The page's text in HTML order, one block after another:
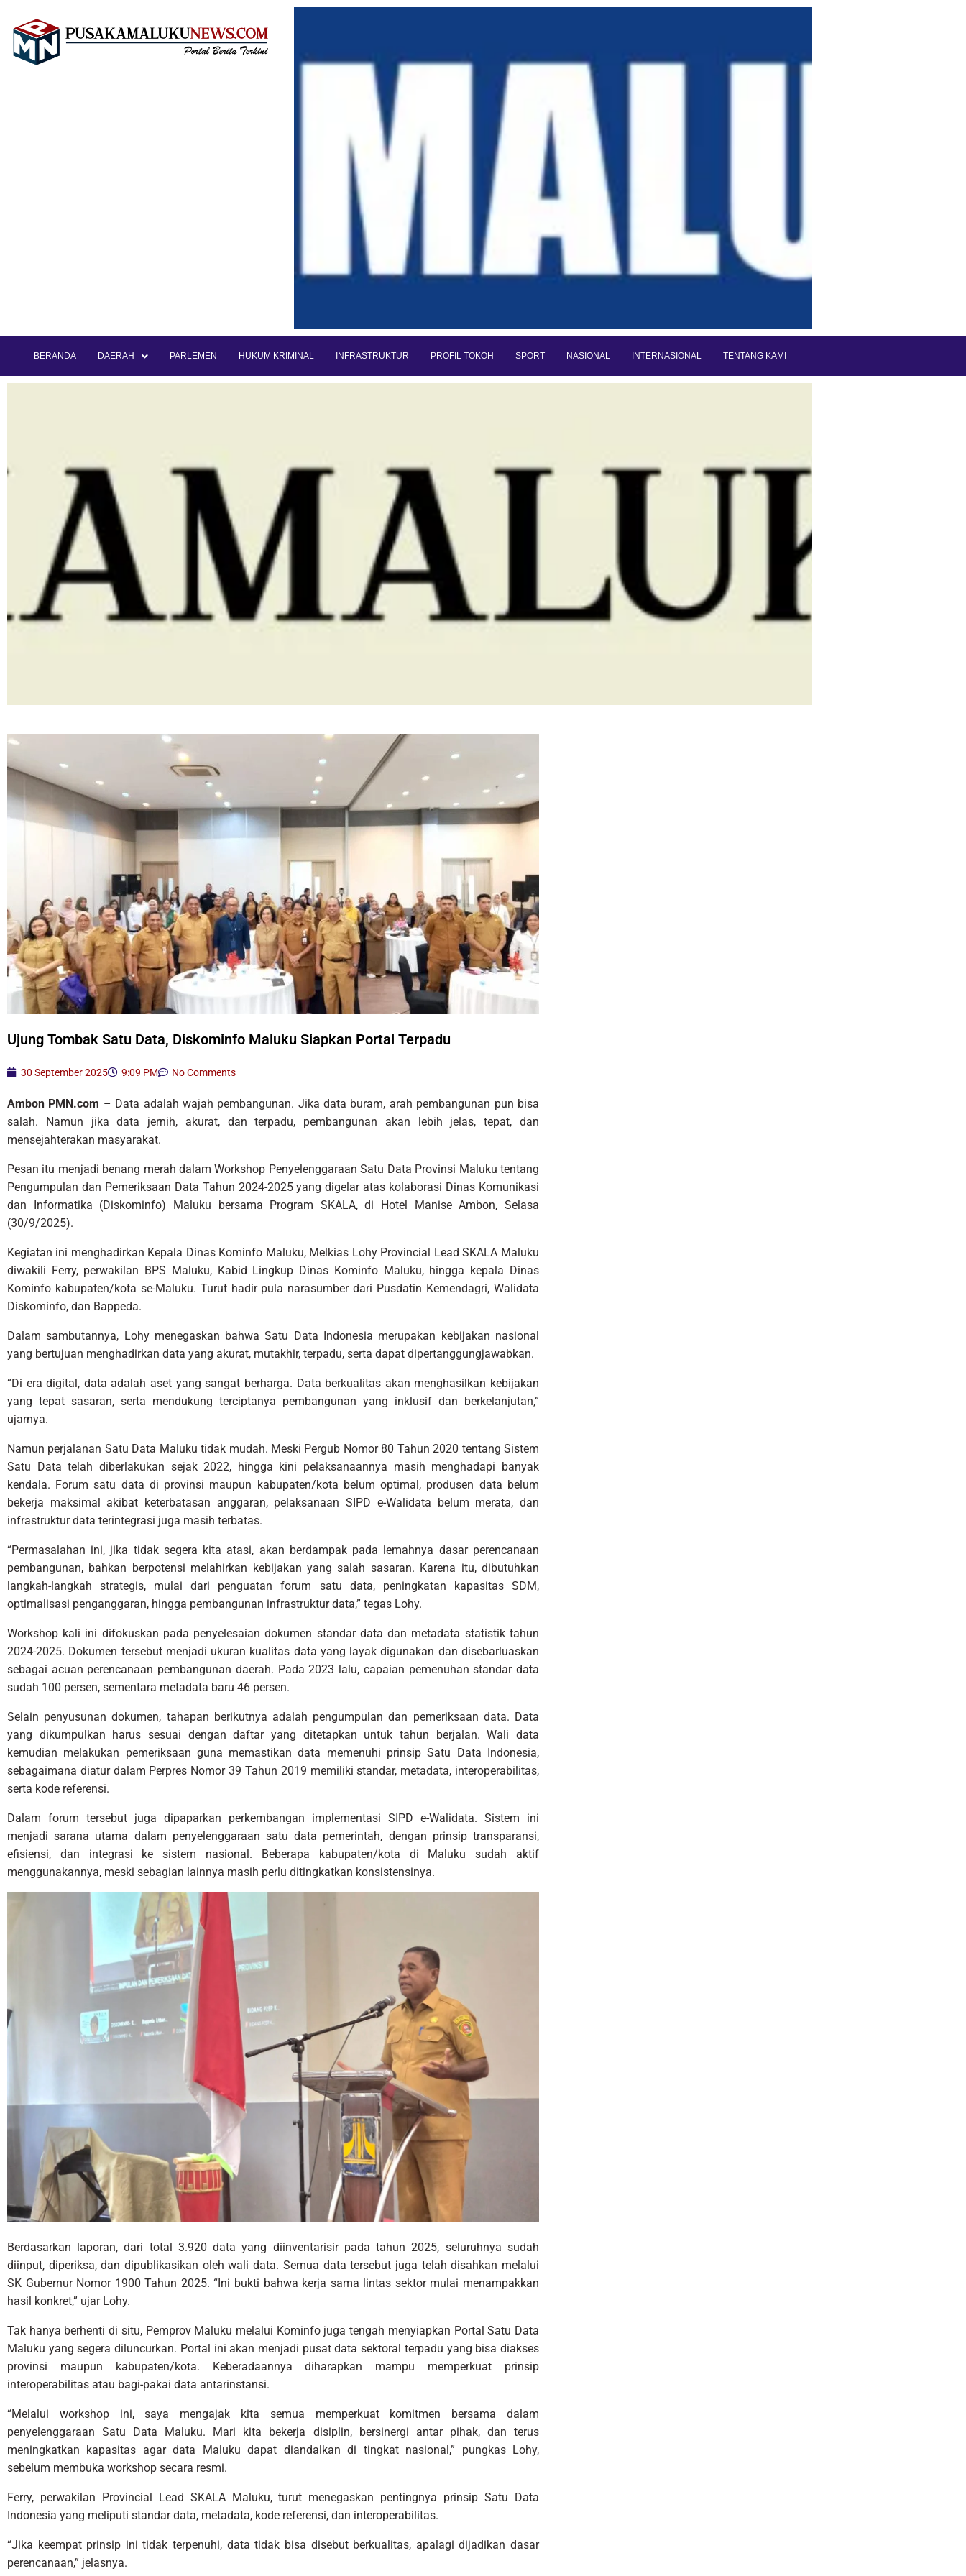
BERANDA DAERAH PARLEMEN HUKUM KRIMINAL INFRASTRUKTUR PROFIL TOKOH SPORT NASIONAL INTERNASIONAL TENTANG KAMI
Ujung Tombak Satu Data, Diskominfo Maluku Siapkan Portal Terpadu
30 September 2025 9:09 PM No Comments
Ambon PMN.com – Data adalah wajah pembangunan. Jika data buram, arah pembangunan pun bisa
salah. Namun jika data jernih, akurat, dan terpadu, pembangunan akan lebih jelas, tepat, dan
mensejahterakan masyarakat.
Pesan itu menjadi benang merah dalam Workshop Penyelenggaraan Satu Data Provinsi Maluku tentang
Pengumpulan dan Pemeriksaan Data Tahun 2024-2025 yang digelar atas kolaborasi Dinas Komunikasi
dan Informatika (Diskominfo) Maluku bersama Program SKALA, di Hotel Manise Ambon, Selasa
(30/9/2025).
Kegiatan ini menghadirkan Kepala Dinas Kominfo Maluku, Melkias Lohy Provincial Lead SKALA Maluku
diwakili Ferry, perwakilan BPS Maluku, Kabid Lingkup Dinas Kominfo Maluku, hingga kepala Dinas
Kominfo kabupaten/kota se-Maluku. Turut hadir pula narasumber dari Pusdatin Kemendagri, Walidata
Diskominfo, dan Bappeda.
Dalam sambutannya, Lohy menegaskan bahwa Satu Data Indonesia merupakan kebijakan nasional
yang bertujuan menghadirkan data yang akurat, mutakhir, terpadu, serta dapat dipertanggungjawabkan.
“Di era digital, data adalah aset yang sangat berharga. Data berkualitas akan menghasilkan kebijakan
yang tepat sasaran, serta mendukung terciptanya pembangunan yang inklusif dan berkelanjutan,”
ujarnya.
Namun perjalanan Satu Data Maluku tidak mudah. Meski Pergub Nomor 80 Tahun 2020 tentang Sistem
Satu Data telah diberlakukan sejak 2022, hingga kini pelaksanaannya masih menghadapi banyak
kendala. Forum satu data di provinsi maupun kabupaten/kota belum optimal, produsen data belum
bekerja maksimal akibat keterbatasan anggaran, pelaksanaan SIPD e-Walidata belum merata, dan
infrastruktur data terintegrasi juga masih terbatas.
“Permasalahan ini, jika tidak segera kita atasi, akan berdampak pada lemahnya dasar perencanaan
pembangunan, bahkan berpotensi melahirkan kebijakan yang salah sasaran. Karena itu, dibutuhkan
langkah-langkah strategis, mulai dari penguatan forum satu data, peningkatan kapasitas SDM,
optimalisasi penganggaran, hingga pembangunan infrastruktur data,” tegas Lohy.
Workshop kali ini difokuskan pada penyelesaian dokumen standar data dan metadata statistik tahun
2024-2025. Dokumen tersebut menjadi ukuran kualitas data yang layak digunakan dan disebarluaskan
sebagai acuan perencanaan pembangunan daerah. Pada 2023 lalu, capaian pemenuhan standar data
sudah 100 persen, sementara metadata baru 46 persen.
Selain penyusunan dokumen, tahapan berikutnya adalah pengumpulan dan pemeriksaan data. Data
yang dikumpulkan harus sesuai dengan daftar yang ditetapkan untuk tahun berjalan. Wali data
kemudian melakukan pemeriksaan guna memastikan data memenuhi prinsip Satu Data Indonesia,
sebagaimana diatur dalam Perpres Nomor 39 Tahun 2019 memiliki standar, metadata, interoperabilitas,
serta kode referensi.
Dalam forum tersebut juga dipaparkan perkembangan implementasi SIPD e-Walidata. Sistem ini
menjadi sarana utama dalam penyelenggaraan satu data pemerintah, dengan prinsip transparansi,
efisiensi, dan integrasi ke sistem nasional. Beberapa kabupaten/kota di Maluku sudah aktif
menggunakannya, meski sebagian lainnya masih perlu ditingkatkan konsistensinya.
Berdasarkan laporan, dari total 3.920 data yang diinventarisir pada tahun 2025, seluruhnya sudah
diinput, diperiksa, dan dipublikasikan oleh wali data. Semua data tersebut juga telah disahkan melalui
SK Gubernur Nomor 1900 Tahun 2025. “Ini bukti bahwa kerja sama lintas sektor mulai menampakkan
hasil konkret,” ujar Lohy.
Tak hanya berhenti di situ, Pemprov Maluku melalui Kominfo juga tengah menyiapkan Portal Satu Data
Maluku yang segera diluncurkan. Portal ini akan menjadi pusat data sektoral terpadu yang bisa diakses
provinsi maupun kabupaten/kota. Keberadaannya diharapkan mampu memperkuat prinsip
interoperabilitas atau bagi-pakai data antarinstansi.
“Melalui workshop ini, saya mengajak kita semua memperkuat komitmen bersama dalam
penyelenggaraan Satu Data Maluku. Mari kita bekerja disiplin, bersinergi antar pihak, dan terus
meningkatkan kapasitas agar data Maluku dapat diandalkan di tingkat nasional,” pungkas Lohy,
sebelum membuka workshop secara resmi.
Ferry, perwakilan Provincial Lead SKALA Maluku, turut menegaskan pentingnya prinsip Satu Data
Indonesia yang meliputi standar data, metadata, kode referensi, dan interoperabilitas.
“Jika keempat prinsip ini tidak terpenuhi, data tidak bisa disebut berkualitas, apalagi dijadikan dasar
perencanaan,” jelasnya.